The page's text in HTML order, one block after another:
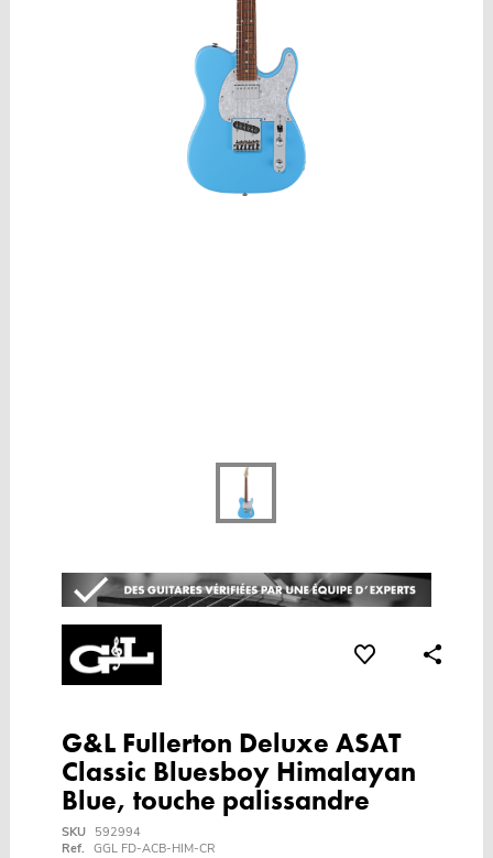
G&L Fullerton Deluxe ASAT
Classic Bluesboy Himalayan
Blue, touche palissandre
SKU
592994
Ref. GGL FD-ACB-HIM-CR